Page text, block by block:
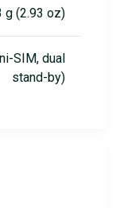
g (2.93 oz)
SIM, dual
stand-by)